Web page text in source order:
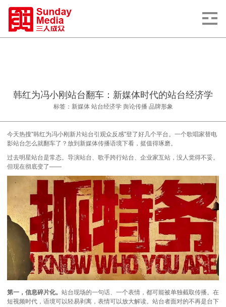
韩红为冯小刚站台翻车：新媒体时代的站台经济学
标签：新媒体 站台经济学 舆论传播 品牌形象
今天热搜"韩红为冯小刚新片站台引观众反感"登了好几个平台。一个歌唱家替电
影站台怎么就翻车了？放到新媒体传播语境下看，挺值得琢磨。
过去明星站台是常态。导演站台、歌手跨行站台、企业家互站，没人觉得不妥。
但现在彻底变了——
第一，信息碎片化。 站台现场的一句话、一个表情，都可能被单独截取传播。在
短视频时代，语境可以轻易剥离，表情可以放大解读。站台者面对的不再是台下